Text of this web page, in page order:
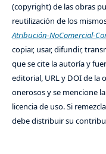
(copyright) de las obras
reutilización de los
Atribución-NoComercial-
copiar, usar, difundir,
que se cite la autoría y
editorial, URL y DOI de la
onerosos y se mencione
licencia de uso. Si
debe distribuir su